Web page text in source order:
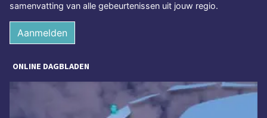
samenvatting van alle gebeurtenissen uit jouw regio.
Aanmelden
ONLINE DAGBLADEN